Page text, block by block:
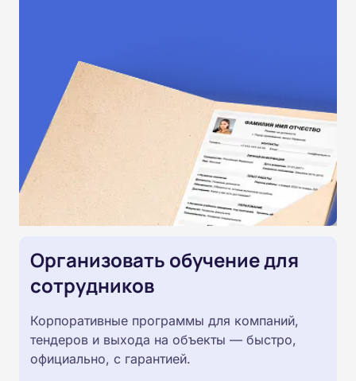
Организовать обучение для
сотрудников
Корпоративные программы для компаний,
тендеров и выхода на объекты — быстро,
официально, с гарантией.